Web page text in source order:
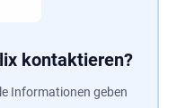
kontaktieren?
Informationen geben